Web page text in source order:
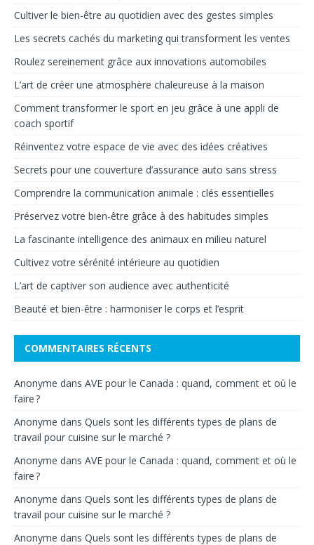
Cultiver le bien-être au quotidien avec des gestes simples
Les secrets cachés du marketing qui transforment les ventes
Roulez sereinement grâce aux innovations automobiles
L’art de créer une atmosphère chaleureuse à la maison
Comment transformer le sport en jeu grâce à une appli de
coach sportif
Réinventez votre espace de vie avec des idées créatives
Secrets pour une couverture d’assurance auto sans stress
Comprendre la communication animale : clés essentielles
Préservez votre bien-être grâce à des habitudes simples
La fascinante intelligence des animaux en milieu naturel
Cultivez votre sérénité intérieure au quotidien
L’art de captiver son audience avec authenticité
Beauté et bien-être : harmoniser le corps et l’esprit
COMMENTAIRES RÉCENTS
Anonyme dans AVE pour le Canada : quand, comment et où le
faire ?
Anonyme dans Quels sont les différents types de plans de
travail pour cuisine sur le marché ?
Anonyme dans AVE pour le Canada : quand, comment et où le
faire ?
Anonyme dans Quels sont les différents types de plans de
travail pour cuisine sur le marché ?
Anonyme dans Quels sont les différents types de plans de